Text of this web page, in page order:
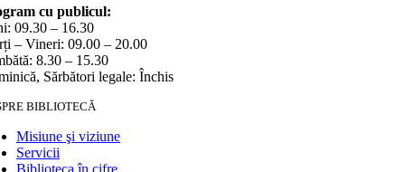
cu publicul:
09.30 – 16.30
– Vineri: 09.00 – 20.00
8.30 – 15.30
Sărbători legale: Închis
BIBLIOTECĂ
Misiune şi viziune
Servicii
Biblioteca în cifre